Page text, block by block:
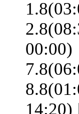
14:20)